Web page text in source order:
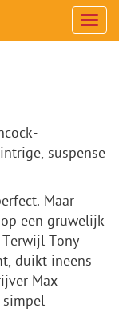
Menu
suspense
Maar
een gruwelijk
Tony
duikt ineens
Max
simpel